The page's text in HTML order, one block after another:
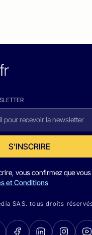
S'INSCRIRE
vous confirmez que vous
et Conditions
SAS. tous droits